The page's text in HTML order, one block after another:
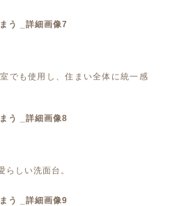
でも使用し、住まい全体に統一感
らしい洗面台。